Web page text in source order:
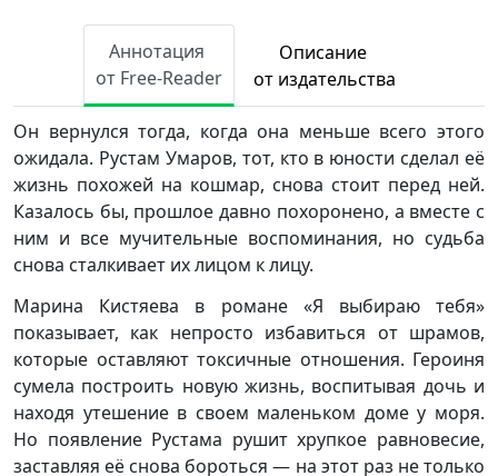
Аннотация
от Free-Reader
Описание
от издательства
Он вернулся тогда, когда она меньше всего этого
ожидала. Рустам Умаров, тот, кто в юности сделал её
жизнь похожей на кошмар, снова стоит перед ней.
Казалось бы, прошлое давно похоронено, а вместе с
ним и все мучительные воспоминания, но судьба
снова сталкивает их лицом к лицу.
Марина Кистяева в романе «Я выбираю тебя»
показывает, как непросто избавиться от шрамов,
которые оставляют токсичные отношения. Героиня
сумела построить новую жизнь, воспитывая дочь и
находя утешение в своем маленьком доме у моря.
Но появление Рустама рушит хрупкое равновесие,
заставляя её снова бороться — на этот раз не только